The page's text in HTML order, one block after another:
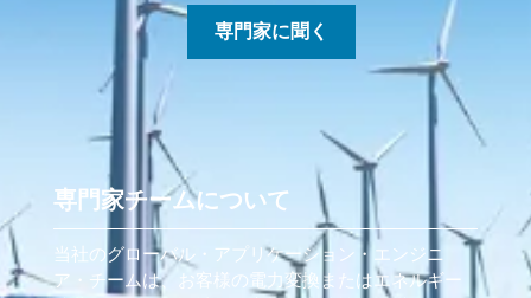
専門家に聞く
専門家チームについて
当社のグローバル・アプリケーション・エンジニ
ア・チームは、お客様の電力変換またはエネルギー